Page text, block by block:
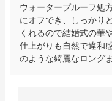
ウォータープルーフ処
にオフでき、しっかり
くれるので結婚式の華
仕上がりも自然で違和
のような綺麗なロング